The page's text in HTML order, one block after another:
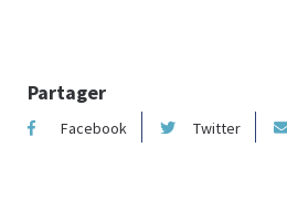
Partager
Facebook Twitter